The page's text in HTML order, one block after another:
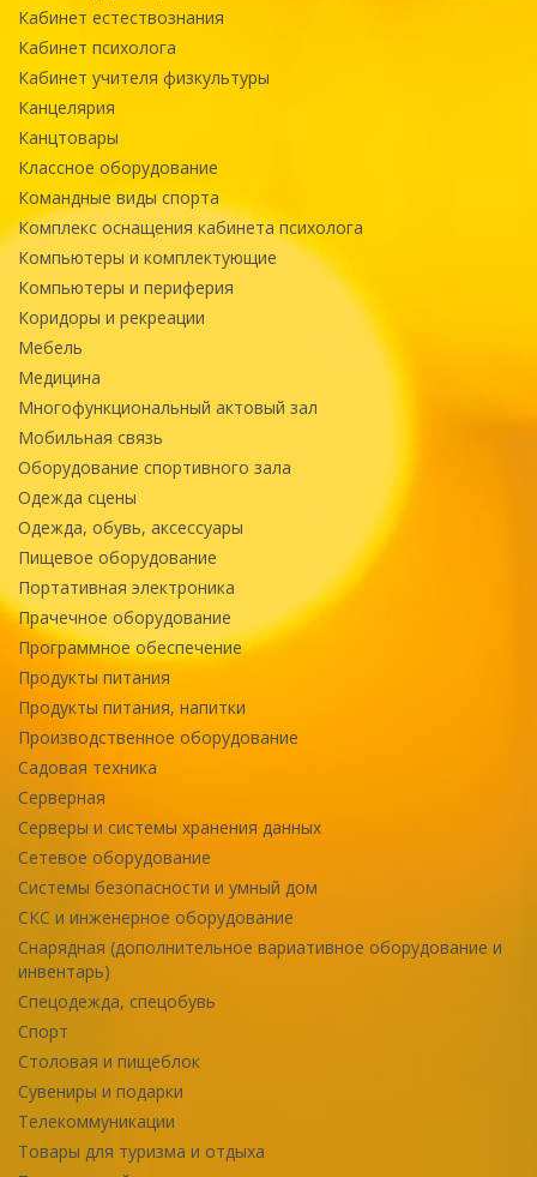
Кабинет естествознания
Кабинет психолога
Кабинет учителя физкультуры
Канцелярия
Канцтовары
Классное оборудование
Командные виды спорта
Комплекс оснащения кабинета психолога
Компьютеры и комплектующие
Компьютеры и периферия
Коридоры и рекреации
Мебель
Медицина
Многофункциональный актовый зал
Мобильная связь
Оборудование спортивного зала
Одежда сцены
Одежда, обувь, аксессуары
Пищевое оборудование
Портативная электроника
Прачечное оборудование
Программное обеспечение
Продукты питания
Продукты питания, напитки
Производственное оборудование
Садовая техника
Серверная
Серверы и системы хранения данных
Сетевое оборудование
Системы безопасности и умный дом
СКС и инженерное оборудование
Снарядная (дополнительное вариативное оборудование и
инвентарь)
Спецодежда, спецобувь
Спорт
Столовая и пищеблок
Сувениры и подарки
Телекоммуникации
Товары для туризма и отдыха